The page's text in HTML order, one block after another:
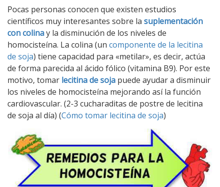
Pocas personas conocen que existen estudios
científicos muy interesantes sobre la suplementación
con colinay la disminución de los niveles de
homocisteína. La colina (un componente de la lecitina
de soja) tiene capacidad para «metilar», es decir, actúa
de forma parecida al ácido fólico (vitamina B9). Por este
motivo, tomar lecitina de soja puede ayudar a disminuir
los niveles de homocisteína mejorando así la función
cardiovascular. (2-3 cucharaditas de postre de lecitina
de soja al día) (Cómo tomar lecitina de soja)